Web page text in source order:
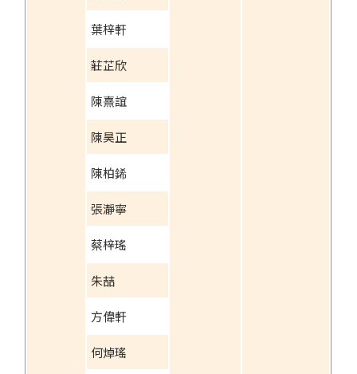
葉梓軒
莊芷欣
陳熹誼
陳昊正
陳柏䤭
張瀞寧
蔡梓瑤
朱喆
方偉軒
何焯瑤